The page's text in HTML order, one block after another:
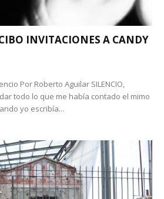
INVITACIONES A CANDY
Por Roberto Aguilar SILENCIO,
todo lo que me había contado el mimo
yo escribía...